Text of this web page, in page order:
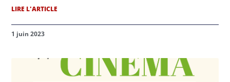
LIRE L'ARTICLE
1 juin 2023